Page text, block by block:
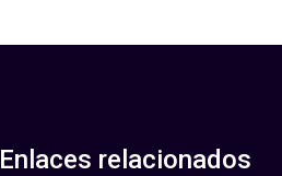
Enlaces relacionados